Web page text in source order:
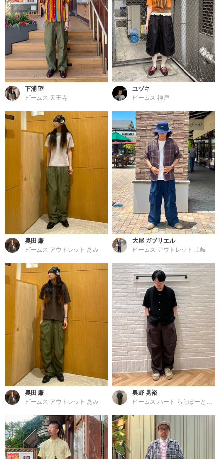
下浦 望
ビームス 天王寺
ユヅキ
ビームス 神戸
奥田 廉
ビームス アウトレット あみ
大屋 ガブリエル
ビームス アウトレット 土岐
奥田 廉
ビームス アウトレット あみ
奥野 晃裕